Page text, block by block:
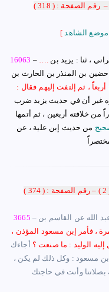
رقم الصفحة : ( 318 )
[ الشاهد
16063 –
حضين بن المنذر بن الحارث بن
، ثم إلتفت إليهم فقال :
غير أن في حديث يزيد ضرب
من خلافته أربعين ، ثم أتمها
من حديث إبن علية ، عن
– رقم الصفحة : ( 374 )
3665 – الله عن القاسم بن
، فأمر إبن مسعود المؤذن ،
الوليد : ما صنعت ؟ أجاءك
مسعود : وكل ذلك لم يكن ،
بصلاتنا وأنت في حاجتك